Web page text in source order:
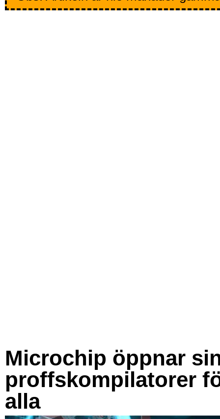
Microchip öppnar
proffskompilatorer
alla